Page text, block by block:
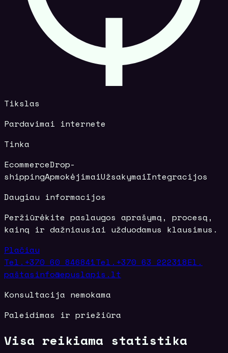
Tikslas
Pardavimai internete
Tinka
EcommerceDrop-
shippingApmokėjimaiUžsakymaiIntegracijos
Daugiau informacijos
Peržiūrėkite paslaugos aprašymą, procesą,
kainą ir dažniausiai užduodamus klausimus.
Plačiau
Tel. +370 60 846841Tel. +370 63 222318El.
paštasinfo@epuslapis.lt
Konsultacija nemokama
Paleidimas ir priežiūra
Visa reikiama statistika